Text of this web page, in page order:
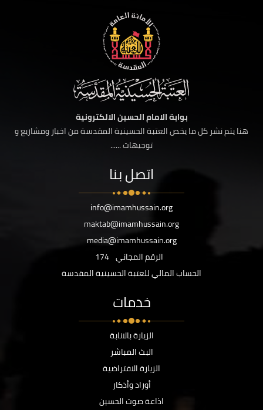
بوابة الامام الحسين الالكترونية
هنا يتم نشر كل ما يخص العتبة الحسينية المقدسة من اخبار ومشاريع و
توجيهات ......
اتصل بنا
info@imamhussain.org
maktab@imamhussain.org
media@imamhussain.org
الرقم المجاني 174
الحساب المالي للعتبة الحسينية المقدسة
خدمات
الزيارة بالانابة
البث المباشر
الزيارة الافتراضية
أوراد وأذكار
اذاعة صوت الحسين